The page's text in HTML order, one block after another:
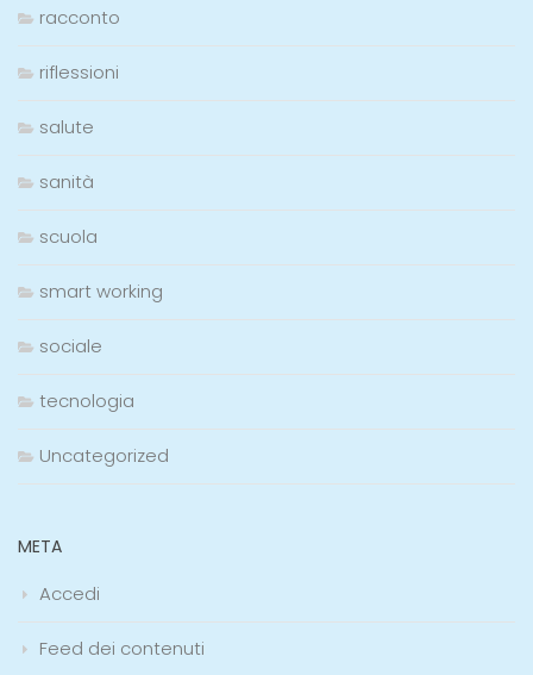
racconto
riflessioni
salute
sanità
scuola
smart working
sociale
tecnologia
Uncategorized
META
Accedi
Feed dei contenuti